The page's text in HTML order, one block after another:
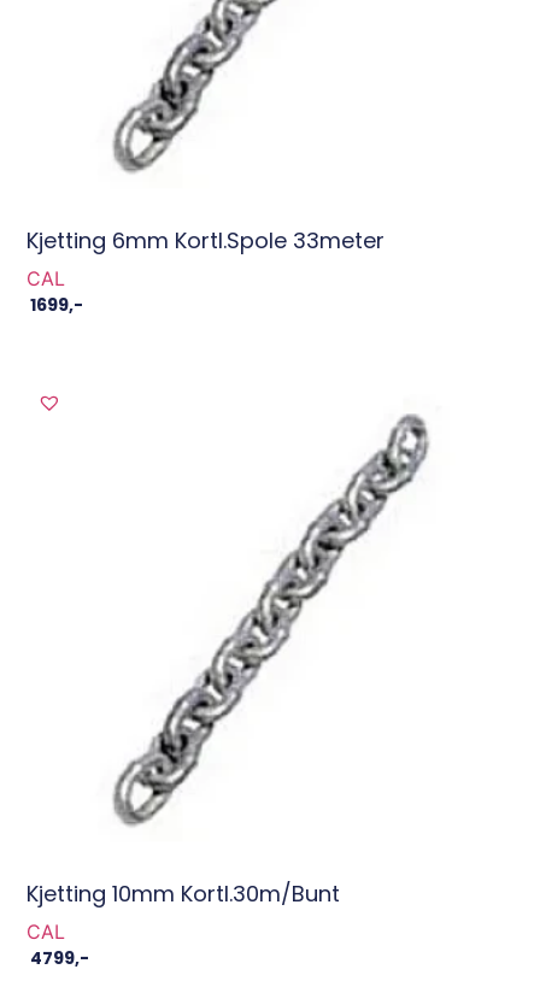
Kjetting 6mm Kortl.spole 33meter
CAL
1699,-
Kjetting 10mm Kortl.30m/bunt
CAL
4799,-